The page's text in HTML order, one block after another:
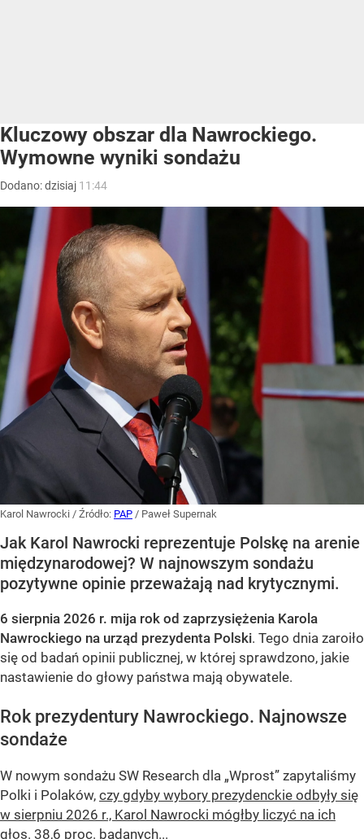
Kluczowy obszar dla Nawrockiego.
Wymowne wyniki sondażu
Dodano:dzisiaj 11:44
Karol Nawrocki / Źródło: PAP / Paweł Supernak
Jak Karol Nawrocki reprezentuje Polskę na arenie
międzynarodowej? W najnowszym sondażu
pozytywne opinie przeważają nad krytycznymi.
6 sierpnia 2026 r. mija rok od zaprzysiężenia Karola
Nawrockiego na urząd prezydenta Polski. Tego dnia zaroiło
się od badań opinii publicznej, w której sprawdzono, jakie
nastawienie do głowy państwa mają obywatele.
Rok prezydentury Nawrockiego. Najnowsze
sondaże
W nowym sondażu SW Research dla „Wprost” zapytaliśmy
Polki i Polaków, czy gdyby wybory prezydenckie odbyły się
w sierpniu 2026 r., Karol Nawrocki mógłby liczyć na ich
głos. 38,6 proc. badanych...